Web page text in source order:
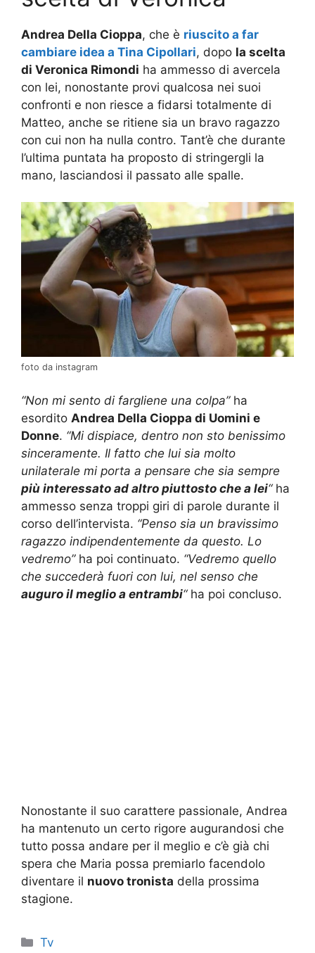
Andrea Della Cioppa, che è riuscito a far
cambiare idea a Tina Cipollari, dopo la scelta
di Veronica Rimondi ha ammesso di avercela
con lei, nonostante provi qualcosa nei suoi
confronti e non riesce a fidarsi totalmente di
Matteo, anche se ritiene sia un bravo ragazzo
con cui non ha nulla contro. Tant’è che durante
l’ultima puntata ha proposto di stringergli la
mano, lasciandosi il passato alle spalle.
foto da instagram
“Non mi sento di fargliene una colpa”ha
esordito Andrea Della Cioppa di Uomini e
Donne. “Mi dispiace, dentro non sto benissimo
sinceramente. Il fatto che lui sia molto
unilaterale mi porta a pensare che sia sempre
più interessato ad altro piuttosto che a lei“ha
ammesso senza troppi giri di parole durante il
corso dell’intervista. “Penso sia un bravissimo
ragazzo indipendentemente da questo. Lo
vedremo”ha poi continuato. “Vedremo quello
che succederà fuori con lui, nel senso che
auguro il meglio a entrambi“ha poi concluso.
Nonostante il suo carattere passionale, Andrea
ha mantenuto un certo rigore augurandosi che
tutto possa andare per il meglio e c’è già chi
spera che Maria possa premiarlo facendolo
diventare il nuovo tronista della prossima
stagione.
Categorie
Tv